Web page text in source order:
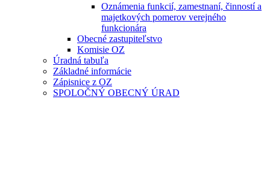
Oznámenia funkcií, zamestnaní, činností a
majetkových pomerov verejného
funkcionára
Obecné zastupiteľstvo
Komisie OZ
Úradná tabuľa
Základné informácie
Zápisnice z OZ
SPOLOČNÝ OBECNÝ ÚRAD